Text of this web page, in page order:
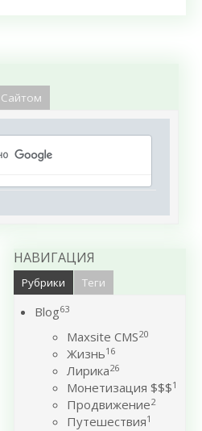
Сайтом
НАВИГАЦИЯ
Рубрики Теги
Blog63
Maxsite CMS20
Жизнь16
Лирика26
Монетизация $$$1
Продвижение2
Путешествия1